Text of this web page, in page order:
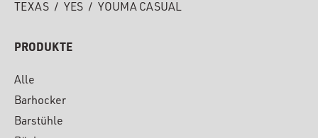
TEXAS / YES / YOUMA CASUAL
PRODUKTE
Alle
Barhocker
Barstühle